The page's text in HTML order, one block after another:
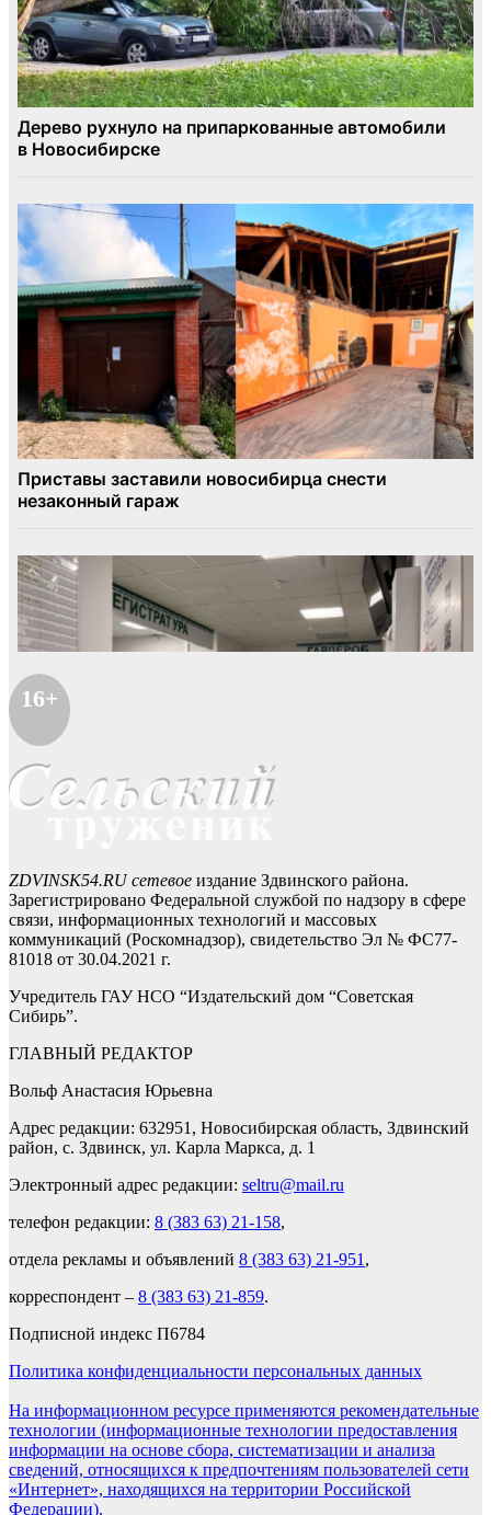
16+
ZDVINSK54.RU сетевое издание Здвинского района.
Зарегистрировано Федеральной службой по надзору в сфере
связи, информационных технологий и массовых
коммуникаций (Роскомнадзор), свидетельство Эл № ФС77-
81018 от 30.04.2021 г.
Учредитель ГАУ НСО “Издательский дом “Советская
Сибирь”.
ГЛАВНЫЙ РЕДАКТОР
Вольф Анастасия Юрьевна
Адрес редакции: 632951, Новосибирская область, Здвинский
район, с. Здвинск, ул. Карла Маркса, д. 1
Электронный адрес редакции: seltru@mail.ru
телефон редакции: 8 (383 63) 21-158,
отдела рекламы и объявлений 8 (383 63) 21-951 ,
корреспондент – 8 (383 63) 21-859.
Подписной индекс П6784
Политика конфиденциальности персональных данных
На информационном ресурсе применяются рекомендательные
технологии (информационные технологии предоставления
информации на основе сбора, систематизации и анализа
сведений, относящихся к предпочтениям пользователей сети
«Интернет», находящихся на территории Российской
Федерации).